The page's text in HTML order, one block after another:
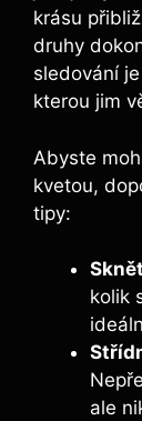
krásu
druhy
sledování
kterou jim
Abyste
kvetou,
tipy:
kolik
ale